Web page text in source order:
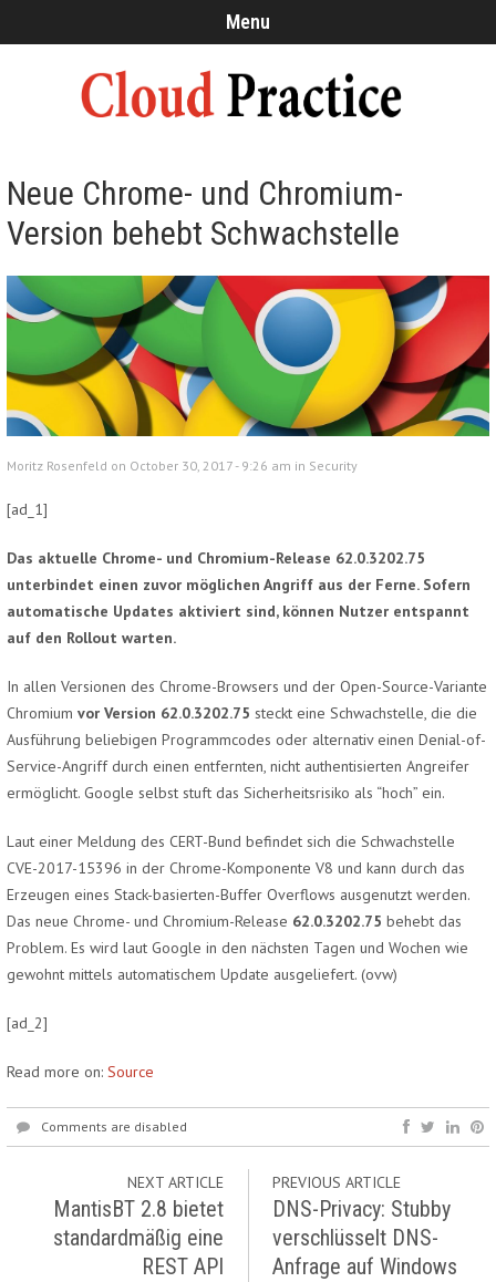
Menu
Neue Chrome- und Chromium-
Version behebt Schwachstelle
Moritz Rosenfeld on October 30, 2017 - 9:26 am in Security
[ad_1]
Das aktuelle Chrome- und Chromium-Release 62.0.3202.75
unterbindet einen zuvor möglichen Angriff aus der Ferne. Sofern
automatische Updates aktiviert sind, können Nutzer entspannt
auf den Rollout warten.
In allen Versionen des Chrome-Browsers und der Open-Source-Variante
Chromium vor Version 62.0.3202.75 steckt eine Schwachstelle, die die
Ausführung beliebigen Programmcodes oder alternativ einen Denial-of-
Service-Angriff durch einen entfernten, nicht authentisierten Angreifer
ermöglicht. Google selbst stuft das Sicherheitsrisiko als “hoch” ein.
Laut einer Meldung des CERT-Bund befindet sich die Schwachstelle
CVE-2017-15396 in der Chrome-Komponente V8 und kann durch das
Erzeugen eines Stack-basierten-Buffer Overflows ausgenutzt werden.
Das neue Chrome- und Chromium-Release 62.0.3202.75 behebt das
Problem. Es wird laut Google in den nächsten Tagen und Wochen wie
gewohnt mittels automatischem Update ausgeliefert. (ovw)
[ad_2]
Read more on: Source
Comments are disabled
NEXT ARTICLE
MantisBT 2.8 bietet
standardmäßig eine
REST API
PREVIOUS ARTICLE
DNS-Privacy: Stubby
verschlüsselt DNS-
Anfrage auf Windows